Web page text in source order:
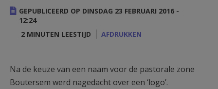
HULP
STARTPAGINA PORTAAL
AANMELDEN OF REGISTREREN
GEPUBLICEERD OP DINSDAG 23 FEBRUARI 2016 -
12:24
2 MINUTEN LEESTIJD
AFDRUKKEN
Na de keuze van een naam voor de pastorale zone
Boutersem werd nagedacht over een ‘logo’.